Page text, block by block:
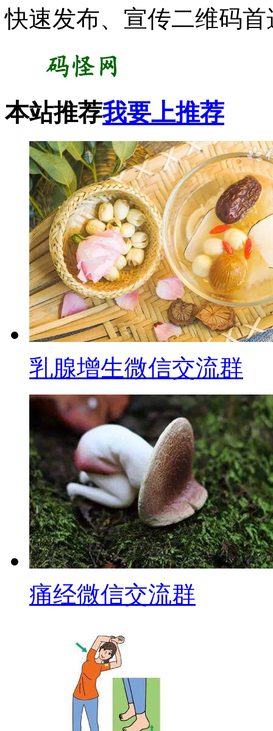
快速发布、宣传二维码
本站推荐我要上推荐
乳腺增生微信交流群
痛经微信交流群